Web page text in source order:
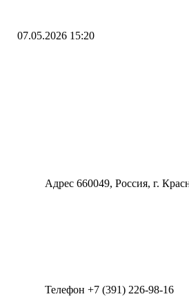
07.05.2026 15:20
Адрес 660049, Россия, г.
Телефон +7 (391) 226-98-16